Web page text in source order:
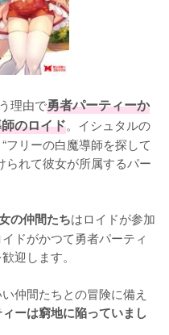
理由で勇者パーティーか
のロイド。イシュタルの
フリーの白魔導師を探して
られて彼女が所属するパー
の仲間たちはロイドが参加
ドがかつて勇者パーティ
迎します。
仲間たちとの冒険に備え
ーは窮地に陥っていまし